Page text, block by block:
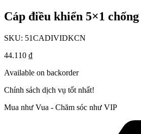
Cáp điều khiển 5×1
SKU: 51CADIVIDKCN
44.110 ₫
Available on backorder
Chính sách dịch vụ tốt nhất!
Mua như Vua - Chăm sóc như VIP